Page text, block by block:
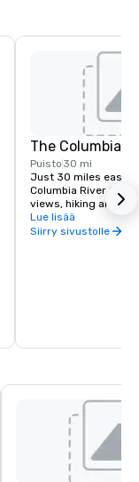
The Columbia
Puisto 30 mi
Just 30 miles east
Columbia River
views, hiking and
and more than 90
must see locations
Lue lisää
Siirry sivustolle